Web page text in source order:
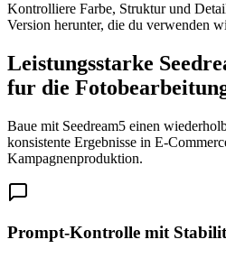
Kontrolliere Farbe, Struktur und
Version herunter, die du verwenden
Leistungsstarke
fur die
Baue mit Seedream5 einen
konsistente Ergebnisse in E-
Kampagnenproduktion.
Prompt-Kontrolle mit